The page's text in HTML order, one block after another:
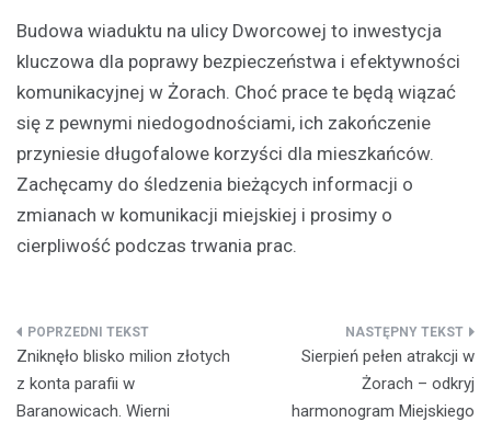
Budowa wiaduktu na ulicy Dworcowej to inwestycja
kluczowa dla poprawy bezpieczeństwa i efektywności
komunikacyjnej w Żorach. Choć prace te będą wiązać
się z pewnymi niedogodnościami, ich zakończenie
przyniesie długofalowe korzyści dla mieszkańców.
Zachęcamy do śledzenia bieżących informacji o
zmianach w komunikacji miejskiej i prosimy o
cierpliwość podczas trwania prac.
Nawigacja
wpisu
Zniknęło blisko milion złotych
z konta parafii w
Baranowicach. Wierni
Sierpień pełen atrakcji w
Żorach – odkryj
harmonogram Miejskiego